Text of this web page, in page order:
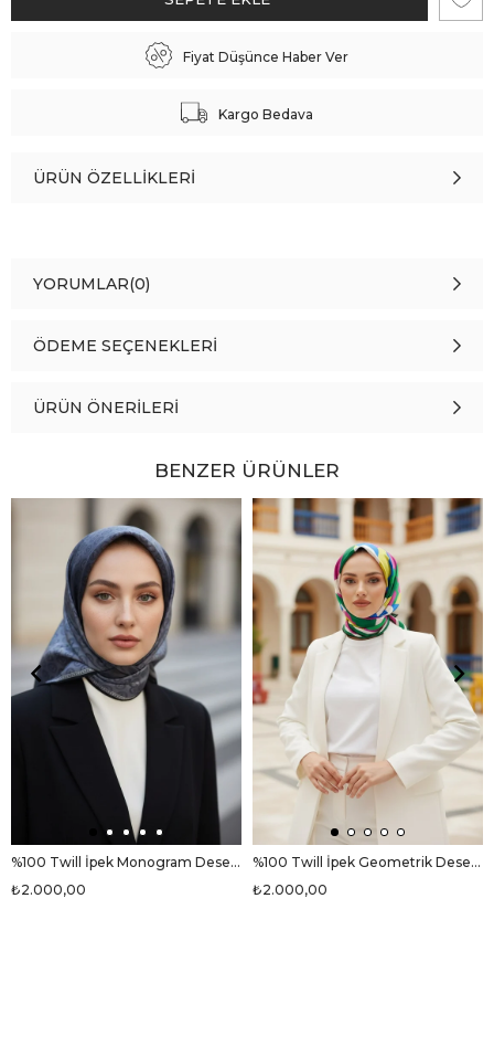
Fiyat Düşünce Haber Ver
Kargo Bedava
ÜRÜN ÖZELLIKLERI
YORUMLAR(0)
ÖDEME SEÇENEKLERI
ÜRÜN ÖNERILERI
BENZER ÜRÜNLER
%100 Twill İpek Monogram Desenli Siyah Renkli 90x90 Eşarp Dikim Şekli : El Dikişi
₺2.000,00
%100 Twill İpek Geometrik Desenli Fuşya - Zümrüt Yeşili Renkli 90x90 Eşarp Dikim Şekli : El Dikişi
₺2.000,00